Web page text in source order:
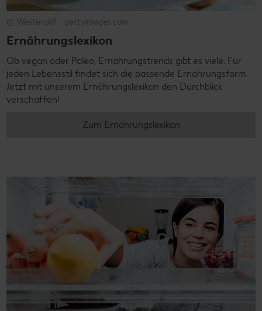
© Westend61 - gettyimages.com
Ernährungslexikon
Ob vegan oder Paleo, Ernährungstrends gibt es viele. Für
jeden Lebensstil findet sich die passende Ernährungsform.
Jetzt mit unserem Ernährungslexikon den Durchblick
verschaffen!
Zum Ernährungslexikon